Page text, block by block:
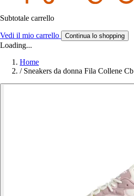
Subtotale carrello
Vedi il mio carrello Continua lo shopping
Loading...
Home
/ Sneakers da donna Fila Collene Cb